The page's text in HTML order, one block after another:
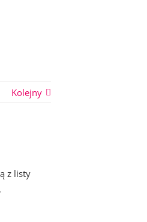
Kolejny
z listy